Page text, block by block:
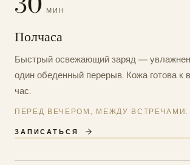
МИН
Полчаса
Быстрый освежающий заряд —
один обеденный перерыв. Кожа готова к
час.
ПЕРЕД ВЕЧЕРОМ, МЕЖДУ ВСТРЕЧАМИ.
ЗАПИСАТЬСЯ